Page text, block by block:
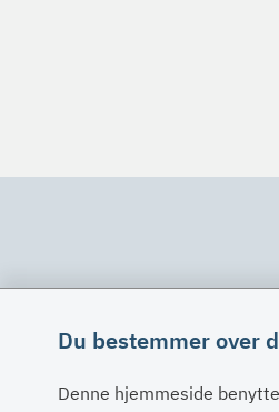
Du bestemmer over
Denne hjemmeside